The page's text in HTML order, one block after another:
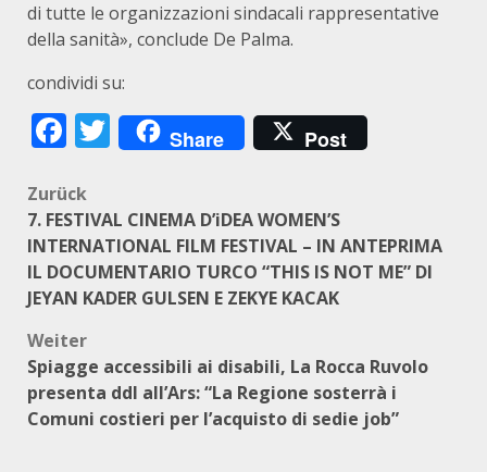
di tutte le organizzazioni sindacali rappresentative
della sanità», conclude De Palma.
condividi su:
Facebook
Twitter
Share Post
Beitragsnavigation
Zurück
7. FESTIVAL CINEMA D’iDEA WOMEN’S
INTERNATIONAL FILM FESTIVAL – IN ANTEPRIMA
IL DOCUMENTARIO TURCO “THIS IS NOT ME” DI
JEYAN KADER GULSEN E ZEKYE KACAK
Weiter
Spiagge accessibili ai disabili, La Rocca Ruvolo
presenta ddl all’Ars: “La Regione sosterrà i
Comuni costieri per l’acquisto di sedie job”